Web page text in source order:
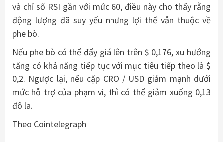
và chỉ số RSI gần với mức 60, điều này cho thấy rằng
động lượng đã suy yếu nhưng lợi thế vẫn thuộc về
phe bò.
Nếu phe bò có thể đẩy giá lên trên $ 0,176, xu hướng
tăng có khả năng tiếp tục với mục tiêu tiếp theo là $
0,2. Ngược lại, nếu cặp CRO / USD giảm mạnh dưới
mức hỗ trợ của phạm vi, thì có thể giảm xuống 0,13
đô la.
Theo Cointelegraph